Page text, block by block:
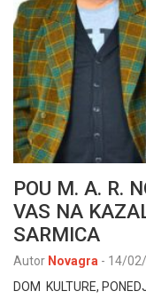
POU M. A. R.
VAS NA
SARMICA
Autor Novagra - 14/
DOM KULTURE,